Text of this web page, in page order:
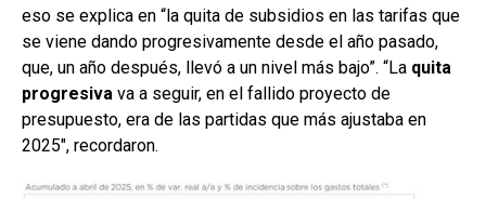
eso se explica en “la quita de subsidios en las tarifas que
se viene dando progresivamente desde el año pasado,
que, un año después, llevó a un nivel más bajo”. “La quita
progresiva va a seguir, en el fallido proyecto de
presupuesto, era de las partidas que más ajustaba en
2025″, recordaron.